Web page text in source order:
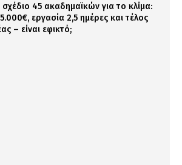
σχέδιο 45 ακαδημαϊκών για το κλίμα:
εργασία 2,5 ημέρες και τέλος
– είναι εφικτό;